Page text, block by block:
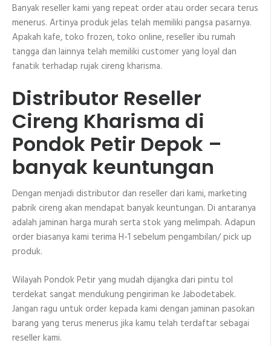
Banyak reseller kami yang repeat order atau order secara terus
menerus. Artinya produk jelas telah memiliki pangsa pasarnya.
Apakah kafe, toko frozen, toko online, reseller ibu rumah
tangga dan lainnya telah memiliki customer yang loyal dan
fanatik terhadap rujak cireng kharisma.
Distributor Reseller
Cireng Kharisma di
Pondok Petir Depok –
banyak keuntungan
Dengan menjadi distributor dan reseller dari kami, marketing
pabrik cireng akan mendapat banyak keuntungan. Di antaranya
adalah jaminan harga murah serta stok yang melimpah. Adapun
order biasanya kami terima H-1 sebelum pengambilan/ pick up
produk.
Wilayah Pondok Petir yang mudah dijangka dari pintu tol
terdekat sangat mendukung pengiriman ke Jabodetabek.
Jangan ragu untuk order kepada kami dengan jaminan pasokan
barang yang terus menerus jika kamu telah terdaftar sebagai
reseller kami.